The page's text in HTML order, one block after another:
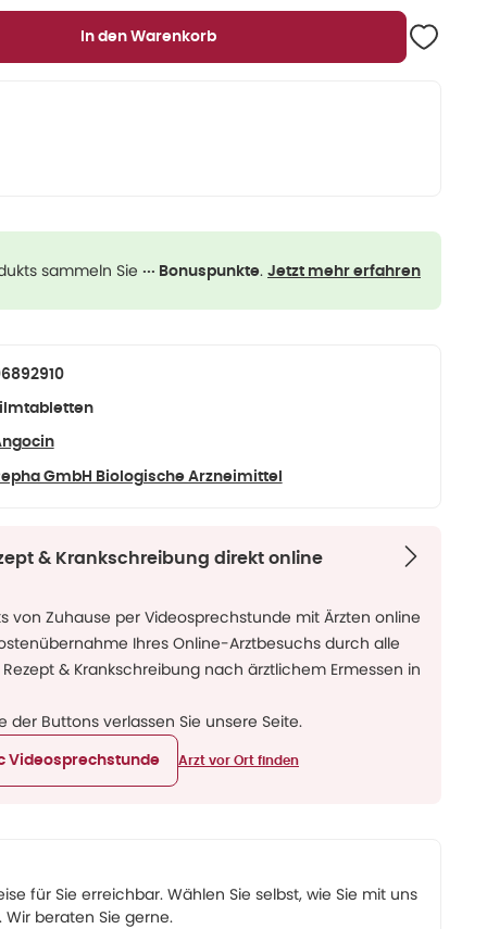
In den Warenkorb
sammeln Sie ··· Bonuspunkte. Jetzt mehr erfahren
GmbH Biologische Arzneimittel
& Krankschreibung direkt online
von Zuhause per Videosprechstunde mit Ärzten online
Ihres Online-Arztbesuchs durch alle
Rezept & Krankschreibung nach ärztlichem Ermessen in
der Buttons verlassen Sie unsere Seite.
Videosprechstunde Arzt vor Ort finden
für Sie erreichbar. Wählen Sie selbst, wie Sie mit uns
beraten Sie gerne.